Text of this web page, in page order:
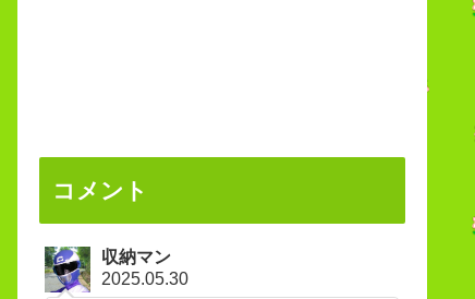
コメント
収納マン
2025.05.30